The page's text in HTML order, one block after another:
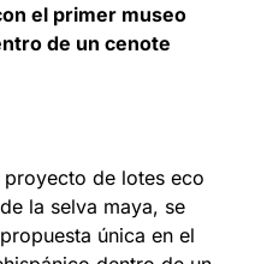
el primer museo
de un cenote
de lotes eco
la selva maya, se
única en el